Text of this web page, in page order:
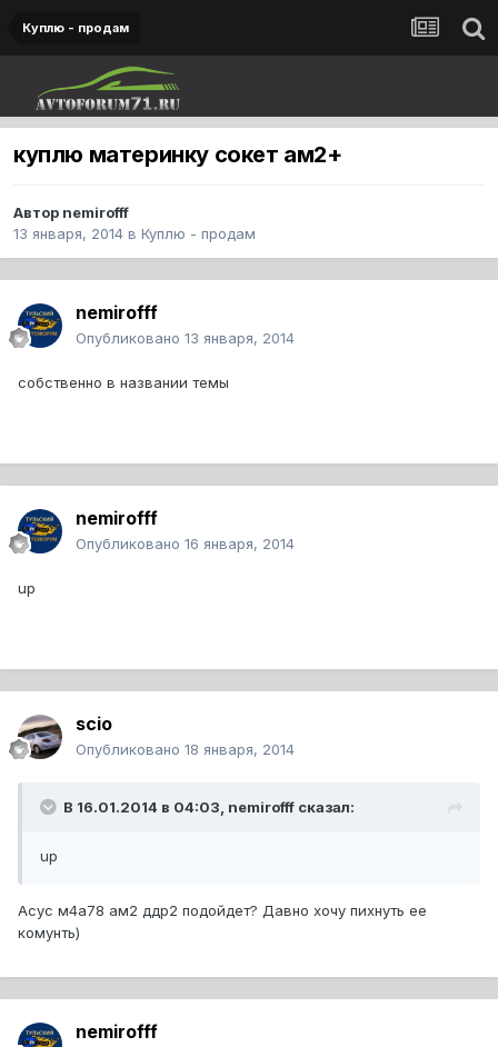
Куплю - продам
куплю материнку сокет ам2+
Автор nemirofff
13 января, 2014 в Куплю - продам
nemirofff
Опубликовано 13 января, 2014
собственно в названии темы
nemirofff
Опубликовано 16 января, 2014
up
scio
Опубликовано 18 января, 2014
В 16.01.2014 в 04:03, nemirofff сказал:
up
Асус м4а78 ам2 ддр2 подойдет? Давно хочу пихнуть ее
комунть)
nemirofff